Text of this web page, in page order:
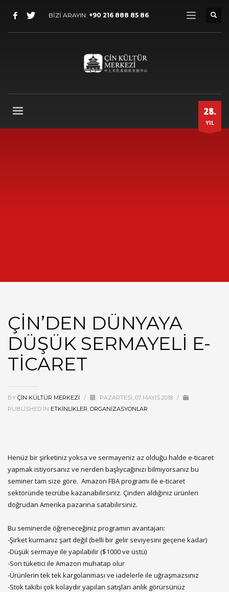
BİZİ ARAYIN: +90 216 888 85 86
28.
YIL
ÇİN’DEN DÜNYAYA
DÜŞÜK SERMAYELİ E-
TİCARET
BY ÇIN KÜLTÜR MERKEZI / PAZARTESI, 07 MAYIS 2018 /
PUBLISHED IN ETKINLIKLER, ORGANIZASYONLAR
Henüz bir şirketiniz yoksa ve sermayeniz az olduğu halde e-ticaret
yapmak istiyorsanız ve nerden başlıycağınızı bilmiyorsanız bu
seminer tam size göre. Amazon FBA programı ile e-ticaret
sektöründe tecrübe kazanabilirsiniz. Çinden aldığınız ürünleri
doğrudan Amerika pazarına satabilirsiniz.
Bu seminerde öğreneceğiniz programın avantajarı:
-Şirket kurmanız şart değil (belli bir gelir seviyesini geçene kadar)
-Düşük sermaye ile yapılabilir ($1000 ve üstü)
-Son tüketici ile Amazon muhatap olur
-Ürünlerin tek tek kargolanması ve iadelerle ile uğraşmazsınız
-Stok takibi çok kolaydır yapılan satışları anlık görürsünüz